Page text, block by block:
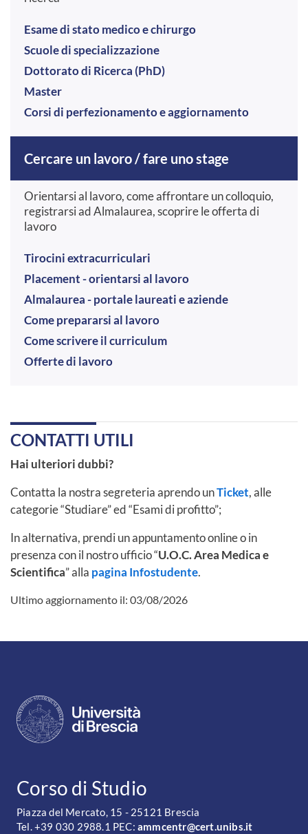
Esame di stato medico e chirurgo
Scuole di specializzazione
Dottorato di Ricerca (PhD)
Master
Corsi di perfezionamento e aggiornamento
Cercare un lavoro / fare uno stage
Orientarsi al lavoro, come affrontare un colloquio,
registrarsi ad Almalaurea, scoprire le offerta di
lavoro
Tirocini extracurriculari
Placement - orientarsi al lavoro
Almalaurea - portale laureati e aziende
Come prepararsi al lavoro
Come scrivere il curriculum
Offerte di lavoro
CONTATTI UTILI
Hai ulteriori dubbi?
Contatta la nostra segreteria aprendo unTicket, alle
categorie “Studiare” ed “Esami di profitto”;
In alternativa, prendi un appuntamento online o in
presenza con il nostro ufficio “U.O.C. Area Medica e
Scientifica” alla pagina Infostudente.
Ultimo aggiornamento il: 03/08/2026
CONTATTI
Corso di Studio
Piazza del Mercato, 15 - 25121 Brescia
Tel. +39 030 2988.1 PEC: ammcentr@cert.unibs.it